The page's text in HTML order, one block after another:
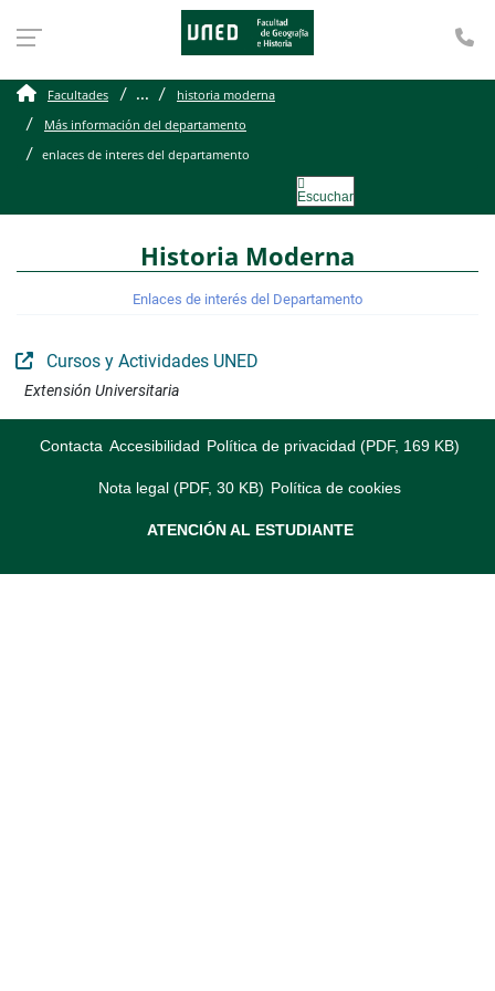
enlaces de interes del
Facultades ...
historia moderna
Más información del departamento
enlaces de interes del departamento
Escuchar
Historia Moderna
Enlaces de interés del Departamento
Cursos y Actividades UNED
Extensión Universitaria
Contacta Accesibilidad Política de privacidad (PDF, 169 KB)
Nota legal (PDF, 30 KB) Política de cookies
ATENCIÓN AL ESTUDIANTE